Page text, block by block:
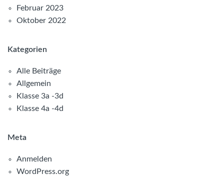
Februar 2023
Oktober 2022
Kategorien
Alle Beiträge
Allgemein
Klasse 3a -3d
Klasse 4a -4d
Meta
Anmelden
WordPress.org